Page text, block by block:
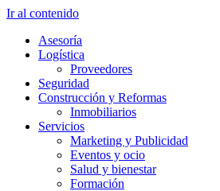
Ir al contenido
Asesoría
Logística
Proveedores
Seguridad
Construcción y Reformas
Inmobiliarios
Servicios
Marketing y Publicidad
Eventos y ocio
Salud y bienestar
Formación